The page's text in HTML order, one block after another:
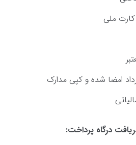
ملی
امضا شده و کپی مدارک
درگاه پرداخت: